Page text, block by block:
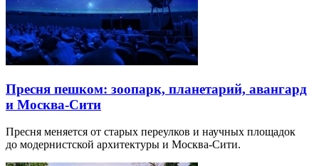
Пресня пешком: зоопарк, планетарий, авангард
и Москва-Сити
Пресня меняется от старых переулков и научных площадок
до модернистской архитектуры и Москва-Сити.